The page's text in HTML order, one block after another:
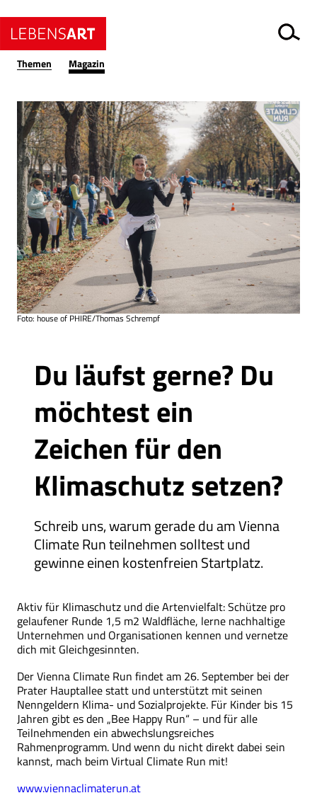
Themen Magazin
Du läufst gerne? Du
möchtest ein
Zeichen für den
Klimaschutz setzen?
Schreib uns, warum gerade du am Vienna
Climate Run teilnehmen solltest und
gewinne einen kostenfreien Startplatz.
Foto: house of PHIRE/Thomas Schrempf
Aktiv für Klimaschutz und die Artenvielfalt: Schütze pro
gelaufener Runde 1,5 m2 Waldfläche, lerne nachhaltige
Unternehmen und Organisationen kennen und vernetze
dich mit Gleichgesinnten.
Der Vienna Climate Run findet am 26. September bei der
Prater Hauptallee statt und unterstützt mit seinen
Nenngeldern Klima- und Sozialprojekte. Für Kinder bis 15
Jahren gibt es den „Bee Happy Run“ – und für alle
Teilnehmenden ein abwechslungsreiches
Rahmenprogramm. Und wenn du nicht direkt dabei sein
kannst, mach beim Virtual Climate Run mit!
www.viennaclimaterun.at